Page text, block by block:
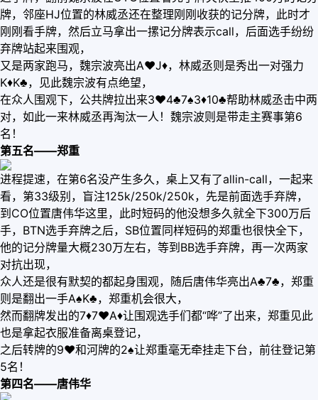
牌，邻座HJ位置的林威丞还在整理刚刚收获的记分牌，此时才
刚刚看手牌，然后立马拿出一摞记分牌表示call，后面选手纷纷
弃牌站起来围观，
又是两家跑马，魏宗波亮出A♥️J♦️，林威丞则是秀出一对强力
K♦️K♣️，见此魏宗波有点绝望，
在众人围观下，公共牌拉出来3♥️4♣️7♠️3♦️10♣️帮助林威丞击中两
对，如此一来林威丞再淘汰一人！魏宗波则是带走主赛事第6
名！
第五名——郑重
进程提速，在第6名没产生多久，桌上又有了allin-call，一起来
看，第33级别，盲注125k/250k/250k，先是前面选手弃牌，
到CO位置唐伟华这里，此时短码的他没想多久就全下300万后
手，BTN选手弃牌之后，SB位置同样短码的郑重也很快全下，
他的记分牌量大概230万左右，等到BB选手弃牌，再一次两家
对抗出现，
众人还是很有默契的都起身围观，随后唐伟华亮出A♣️7♣️，郑重
则是翻出一手A♠️K♣️，郑重机会很大，
然而翻牌发出的7♦️7♥️A♦️让围观选手们都“哗”了出来，郑重见此
也是拿起衣服准备离桌登记，
之后转牌的9♥️和河牌的2♠️让郑重毫无牵挂走下台，前往登记第
5名！
第四名——唐伟华